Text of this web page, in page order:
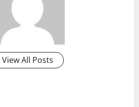
View All Posts